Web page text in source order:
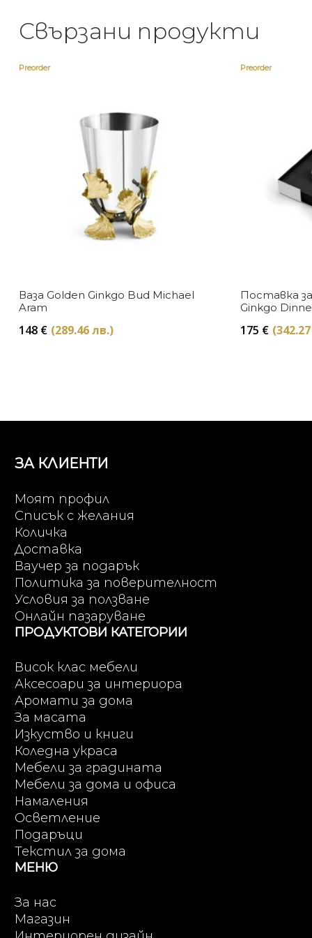
Свързани продукти
Preorder
Ваза Golden Ginkgo Bud Michael
Aram
148 € (289.46 лв.)
Preorder
Поставка
Ginkgo
175 €
ЗА КЛИЕНТИ
Моят профил
Списък с желания
Количка
Доставка
Ваучер за подарък
Политика за поверителност
Условия за ползване
Онлайн пазаруване
ПРОДУКТОВИ КАТЕГОРИИ
Висок клас мебели
Аксесоари за интериора
Аромати за дома
За масата
Изкуство и книги
Коледна украса
Мебели за градината
Мебели за дома и офиса
Намаления
Осветление
Подаръци
Текстил за дома
МЕНЮ
За нас
Магазин